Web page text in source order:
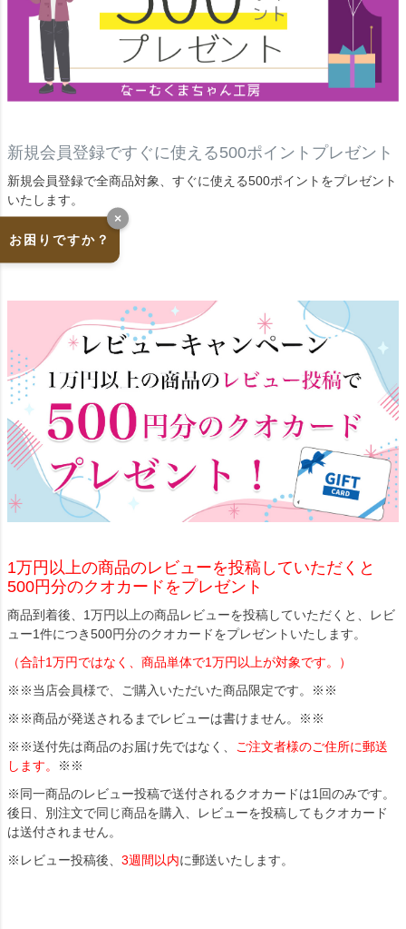
新規会員登録ですぐに使える500ポイントプレゼント
新規会員登録で全商品対象、すぐに使える500ポイントをプレゼント
いたします。
1万円以上の商品のレビューを投稿していただくと
500円分のクオカードをプレゼント
商品到着後、1万円以上の商品レビューを投稿していただくと、レビ
ュー1件につき500円分のクオカードをプレゼントいたします。
（合計1万円ではなく、商品単体で1万円以上が対象です。）
※※当店会員様で、ご購入いただいた商品限定です。※※
※※商品が発送されるまでレビューは書けません。※※
※※送付先は商品のお届け先ではなく、
ご注文者様のご住所に郵送
します。
※※
※同一商品のレビュー投稿で送付されるクオカードは1回のみです。
後日、別注文で同じ商品を購入、レビューを投稿してもクオカード
は送付されません。
※レビュー投稿後、 3週間以内に郵送いたします。
お困りですか？
×